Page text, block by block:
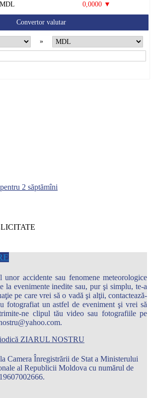
0,0000 ▼
Convertor valutar
»
accidente sau fenomene meteorologice
la evenimente inedite sau, pur şi simplu, te-a
pe care vrei să o vadă şi alţii, contactează-
fotografiat un astfel de eveniment şi vrei să
ne clipul tău video sau fotografiile pe
Camera Înregistrării de Stat a Ministerului
al Republicii Moldova cu numărul de